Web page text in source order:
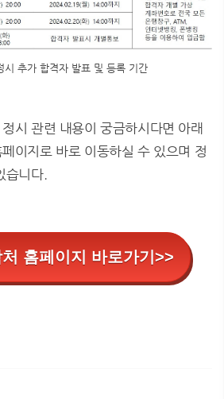
시 추가 합격자 발표 및 등록 기간
시 관련 내용이 궁금하시다면 아래
이지로 바로 이동하실 수 있으며 정
습니다.
홈페이지 바로가기>>